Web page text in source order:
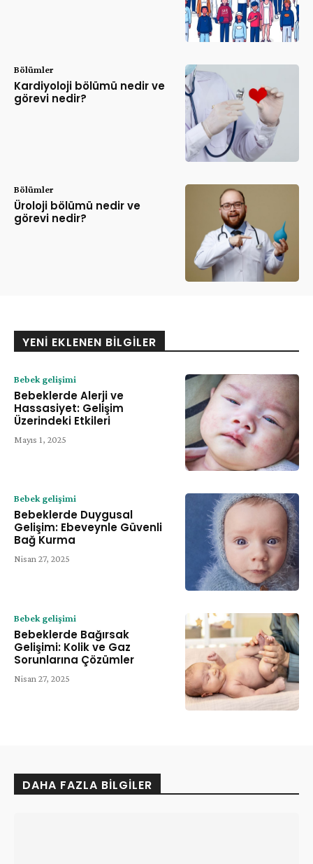
Bölümler
Kardiyoloji bölümü nedir ve
görevi nedir?
Bölümler
Üroloji bölümü nedir ve
görevi nedir?
YENI EKLENEN BILGILER
Bebek gelişimi
Bebeklerde Alerji ve
Hassasiyet: Gelişim
Üzerindeki Etkileri
Mayıs 1, 2025
Bebek gelişimi
Bebeklerde Duygusal
Gelişim: Ebeveynle Güvenli
Bağ Kurma
Nisan 27, 2025
Bebek gelişimi
Bebeklerde Bağırsak
Gelişimi: Kolik ve Gaz
Sorunlarına Çözümler
Nisan 27, 2025
DAHA FAZLA BILGILER